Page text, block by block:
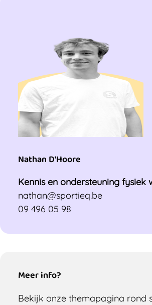
Nathan D'Hoore
Kennis en ondersteuning fysiek
nathan@sportieq.be
09 496 05 98
Meer info?
Bekijk onze themapagina rond